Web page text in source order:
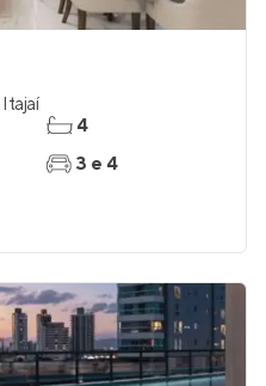
Itajaí
4
3 e 4